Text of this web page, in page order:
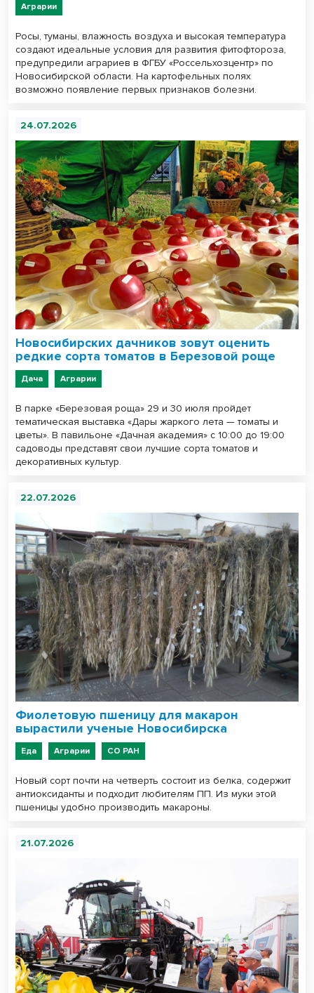
Аграрии
Росы, туманы, влажность воздуха и высокая температура
создают идеальные условия для развития фитофтороза,
предупредили аграриев в ФГБУ «Россельхозцентр» по
Новосибирской области. На картофельных полях
возможно появление первых признаков болезни.
24.07.2026
Новосибирских дачников зовут оценить
редкие сорта томатов в Березовой роще
Дача Аграрии
В парке «Березовая роща» 29 и 30 июля пройдет
тематическая выставка «Дары жаркого лета — томаты и
цветы». В павильоне «Дачная академия» с 10:00 до 19:00
садоводы представят свои лучшие сорта томатов и
декоративных культур.
22.07.2026
Фиолетовую пшеницу для макарон
вырастили ученые Новосибирска
Еда Аграрии СО РАН
Новый сорт почти на четверть состоит из белка, содержит
антиоксиданты и подходит любителям ПП. Из муки этой
пшеницы удобно производить макароны.
21.07.2026